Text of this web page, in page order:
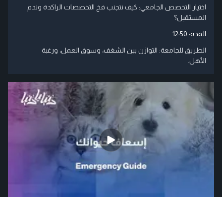
اختيار التخصص الجامعي: كيف نتجنب فخ التخصصات الراكدة وندم
المستقبل؟
المدة: 12:50
الطريق للجامعة: التوازن بين الشغف، وسوق العمل، ورغبة
الأهل.